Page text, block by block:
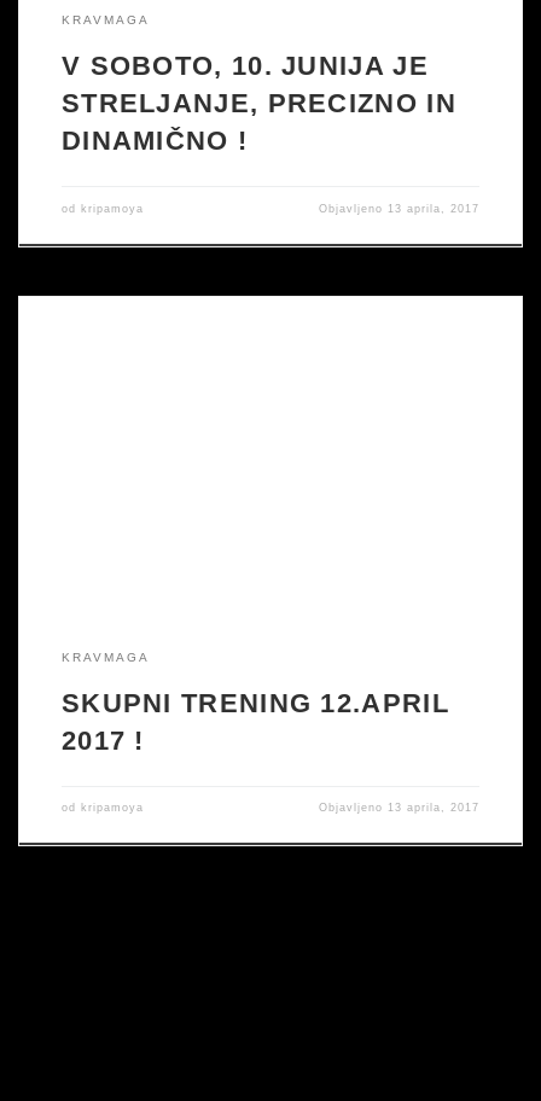
KRAVMAGA
V SOBOTO, 10. JUNIJA JE
STRELJANJE, PRECIZNO IN
DINAMIČNO !
od kripamoya Objavljeno 13 aprila, 2017
KRAVMAGA
SKUPNI TRENING 12.APRIL
2017 !
od kripamoya Objavljeno 13 aprila, 2017